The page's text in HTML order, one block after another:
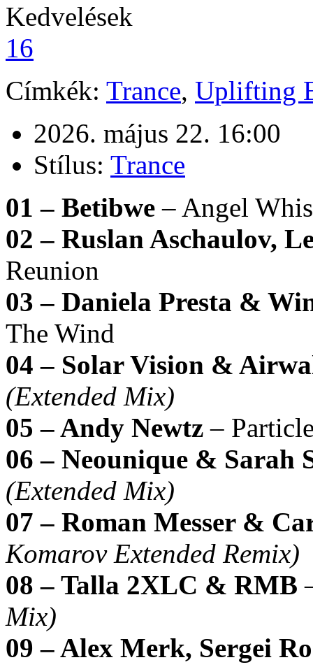
Kedvelések
16
Címkék: Trance, Uplifting
2026. május 22. 16:00
Stílus: Trance
01 – Betibwe – Angel
02 – Ruslan Aschaulov,
Reunion
03 – Daniela Presta &
The Wind
04 – Solar Vision &
(Extended Mix)
05 – Andy Newtz –
06 – Neounique & Sarah
(Extended Mix)
07 – Roman Messer &
Komarov Extended Remix)
08 – Talla 2XLC & RMB
Mix)
09 – Alex Merk, Sergei